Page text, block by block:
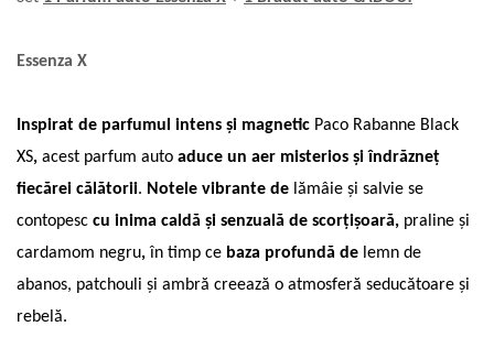
Essenza X
Inspirat de parfumul intens și magnetic Paco Rabanne Black
XS, acest parfum auto aduce un aer misterios și îndrăzneț
fiecărei călătorii. Notele vibrante de lămâie și salvie se
contopesc cu inima caldă și senzuală de scorțișoară, praline și
cardamom negru,în timp ce baza profundă de lemn de
abanos, patchouli și ambră creează o atmosferă seducătoare și
rebelă.